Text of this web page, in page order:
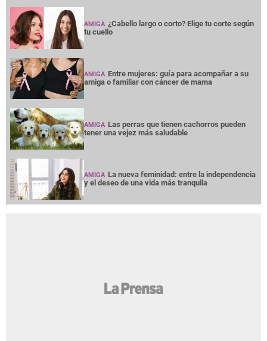
AMIGA ¿Cabello largo o corto? Elige tu corte según
tu cuello
AMIGA Entre mujeres: guía para acompañar a su
amiga o familiar con cáncer de mama
AMIGA Las perras que tienen cachorros pueden
tener una vejez más saludable
AMIGA La nueva feminidad: entre la independencia
y el deseo de una vida más tranquila